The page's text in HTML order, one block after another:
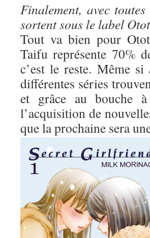
Finalement, avec
sortent sous le label
Tout va bien pour
Taifu représente 70%
c’est le reste. Même si
différentes séries
et grâce au bouche
l’acquisition de
que la prochaine sera